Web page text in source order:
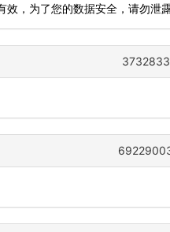
，为了您的数据安全，请勿泄露